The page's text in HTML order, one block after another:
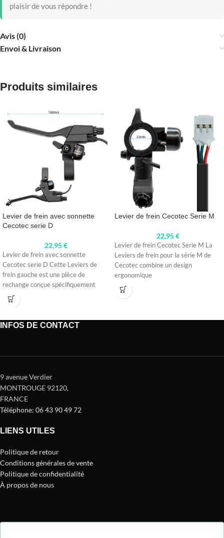
plaisir de vous répondre !
Avis (0)
Envoi & Livraison
Produits similaires
Levier de frein avec sonnette
Cecotec serie D
22,95€
Levier de frein avec sonnette
Cecotec serie D Cette Leviers de
frein gauche est une pièce de
rechange conçue spécifiquement
Levier de frein Cecotec Serie M
22,95€
Levier de frein Cecotec Serie M La
Leviers de frein pour la série M de
Cecotec combine un design
ergonomique
INFOS DE CONTACT
9 avenue Verdier
MONTROUGE 92120,
FRANCE
Téléphone: 06 43 90 49 72
LIENS UTILES
Politique de retour
Conditions générales de vente
Politique de confidentialité
À propos de nous